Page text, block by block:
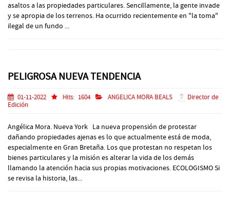
asaltos a las propiedades particulares. Sencillamente, la gente invade
y se apropia de los terrenos. Ha ocurrido recientemente en "la toma"
ilegal de un fundo ...
PELIGROSA NUEVA TENDENCIA
01-11-2022 Hits: 1604 ANGELICA MORA BEALS
Director de
Edición
Angélica Mora. Nueva York La nueva propensión de protestar
dañando propiedades ajenas es lo que actualmente está de moda,
especialmente en Gran Bretaña. Los que protestan no respetan los
bienes particulares y la misión es alterar la vida de los demás
llamando la atención hacia sus propias motivaciones. ECOLOGISMO Si
se revisa la historia, las...